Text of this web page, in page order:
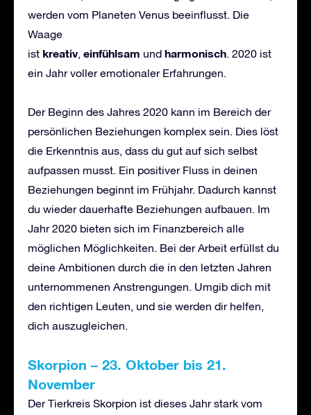
werden vom Planeten Venus beeinflusst. Die
Waage
ist kreativ, einfühlsam und harmonisch. 2020 ist
ein Jahr voller emotionaler Erfahrungen.
Der Beginn des Jahres 2020 kann im Bereich der
persönlichen Beziehungen komplex sein. Dies löst
die Erkenntnis aus, dass du gut auf sich selbst
aufpassen musst. Ein positiver Fluss in deinen
Beziehungen beginnt im Frühjahr. Dadurch kannst
du wieder dauerhafte Beziehungen aufbauen. Im
Jahr 2020 bieten sich im Finanzbereich alle
möglichen Möglichkeiten. Bei der Arbeit erfüllst du
deine Ambitionen durch die in den letzten Jahren
unternommenen Anstrengungen. Umgib dich mit
den richtigen Leuten, und sie werden dir helfen,
dich auszugleichen.
Skorpion – 23. Oktober bis 21.
November
Der Tierkreis Skorpion ist dieses Jahr stark vom